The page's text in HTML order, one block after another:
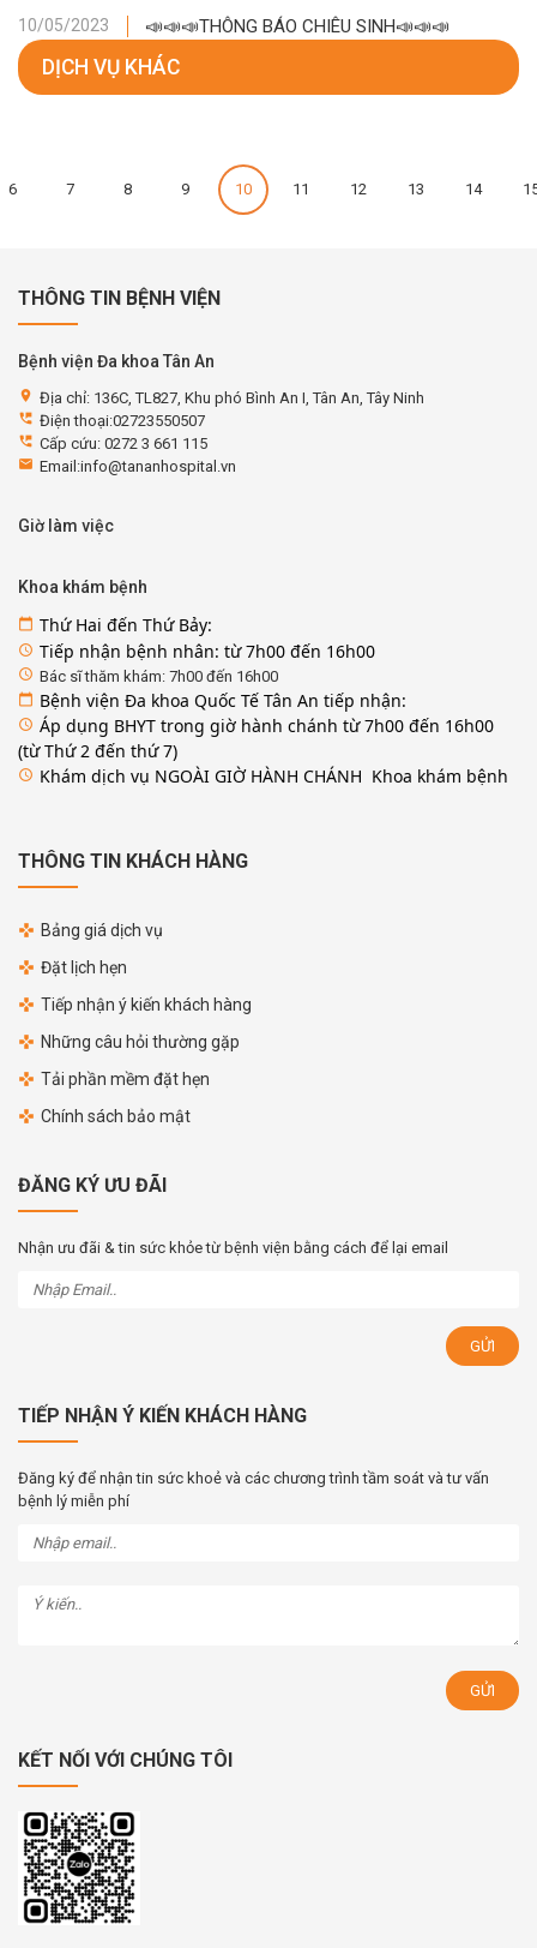
10/05/2023 📣📣📣THÔNG BÁO CHIÊU SINH📣📣📣
DỊCH VỤ KHÁC
6 7 8 9 10 11 12 13 14
THÔNG TIN BỆNH VIỆN
Bệnh viện Đa khoa Tân An
location_on Địa chỉ: 136C, TL827, Khu phó Bình An I, Tân An, Tây Ninh
perm_phone_msg Điện thoại:02723550507
perm_phone_msg Cấp cứu: 0272 3 661 115
email Email:info@tananhospital.vn
Giờ làm việc
Khoa khám bệnh
calendar_today Thứ Hai đến Thứ Bảy:
access_time Tiếp nhận bệnh nhân: từ 7h00 đến 16h00
access_time Bác sĩ thăm khám: 7h00 đến 16h00
calendar_today Bệnh viện Đa khoa Quốc Tế Tân An tiếp nhận:
access_time Áp dụng BHYT trong giờ hành chánh từ 7h00 đến 16h00
(từ Thứ 2 đến thứ 7)
access_time Khám dịch vụ NGOÀI GIỜ HÀNH CHÁNH Khoa khám bệnh
THÔNG TIN KHÁCH HÀNG
Bảng giá dịch vụ
Đặt lịch hẹn
Tiếp nhận ý kiến khách hàng
Những câu hỏi thường gặp
Tải phần mềm đặt hẹn
Chính sách bảo mật
ĐĂNG KÝ ƯU ĐÃI
Nhận ưu đãi & tin sức khỏe từ bệnh viện bằng cách để lại email
TIẾP NHẬN Ý KIẾN KHÁCH HÀNG
Đăng ký để nhận tin sức khoẻ và các chương trình tầm soát và tư vấn
bệnh lý miễn phí
KẾT NỐI VỚI CHÚNG TÔI